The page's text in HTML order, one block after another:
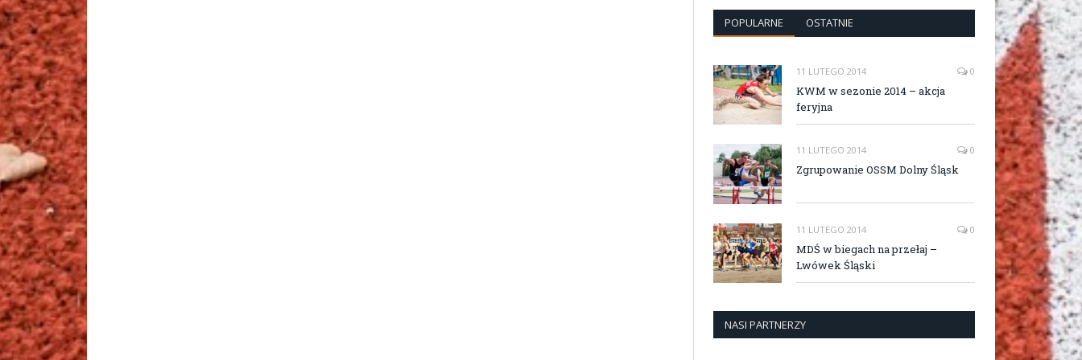
POPULARNE OSTATNIE
11 LUTEGO 2014 0
KWM w sezonie 2014 – akcja
feryjna
11 LUTEGO 2014 0
Zgrupowanie OSSM Dolny Śląsk
11 LUTEGO 2014 0
MDŚ w biegach na przełaj –
Lwówek Śląski
NASI PARTNERZY